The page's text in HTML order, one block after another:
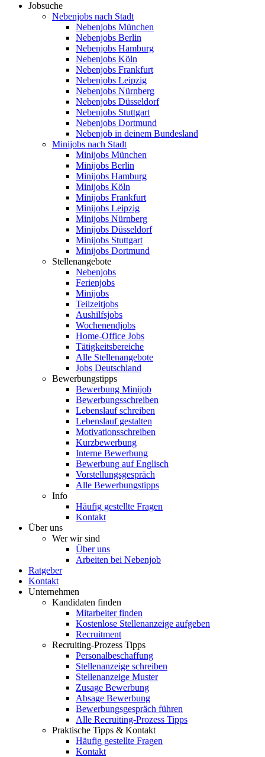
Jobsuche
Nebenjobs nach Stadt
Nebenjobs München
Nebenjobs Berlin
Nebenjobs Hamburg
Nebenjobs Köln
Nebenjobs Frankfurt
Nebenjobs Leipzig
Nebenjobs Nürnberg
Nebenjobs Düsseldorf
Nebenjobs Stuttgart
Nebenjobs Dortmund
Nebenjob in deinem Bundesland
Minijobs nach Stadt
Minijobs München
Minijobs Berlin
Minijobs Hamburg
Minijobs Köln
Minijobs Frankfurt
Minijobs Leipzig
Minijobs Nürnberg
Minijobs Düsseldorf
Minijobs Stuttgart
Minijobs Dortmund
Stellenangebote
Nebenjobs
Ferienjobs
Minijobs
Teilzeitjobs
Aushilfsjobs
Wochenendjobs
Home-Office Jobs
Tätigkeitsbereiche
Alle Stellenangebote
Jobs Deutschland
Bewerbungstipps
Bewerbung Minijob
Bewerbungsschreiben
Lebenslauf schreiben
Lebenslauf gestalten
Motivationsschreiben
Kurzbewerbung
Interne Bewerbung
Bewerbung auf Englisch
Vorstellungsgespräch
Alle Bewerbungstipps
Info
Häufig gestellte Fragen
Kontakt
Über uns
Wer wir sind
Über uns
Arbeiten bei Nebenjob
Ratgeber
Kontakt
Unternehmen
Kandidaten finden
Mitarbeiter finden
Kostenlose Stellenanzeige aufgeben
Recruitment
Recruiting-Prozess Tipps
Personalbeschaffung
Stellenanzeige schreiben
Stellenanzeige Muster
Zusage Bewerbung
Absage Bewerbung
Bewerbungsgespräch führen
Alle Recruiting-Prozess Tipps
Praktische Tipps & Kontakt
Häufig gestellte Fragen
Kontakt